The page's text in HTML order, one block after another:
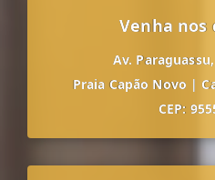
Venha nos
Av.
Praia Capão Novo |
CEP: